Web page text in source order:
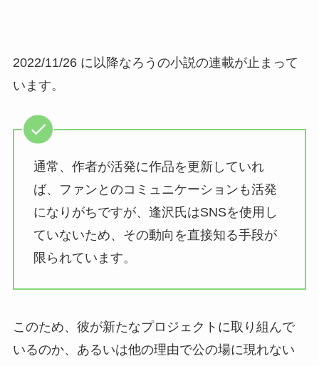
2022/11/26 に以降なろうの小説の連載が止まって
います。
通常、作者が活発に作品を更新していれ
ば、ファンとのコミュニケーションも活発
になりがちですが、逢沢氏はSNSを使用し
ていないため、その動向を直接知る手段が
限られています。
このため、彼が新たなプロジェクトに取り組んで
いるのか、あるいは他の理由で公の場に現れない